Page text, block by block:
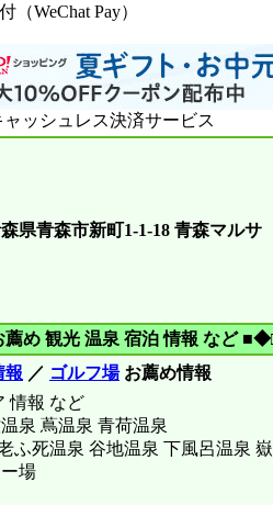
（WeChat Pay）
ャッシュレス決済サービス
県青森市新町1-1-18 青森マルサ
め 観光 温泉 宿泊 情報 など
報 ／ ゴルフ場お薦め情報
情報 など
泉 蔦温泉 青荷温泉
ふ死温泉 谷地温泉 下風呂温泉
場